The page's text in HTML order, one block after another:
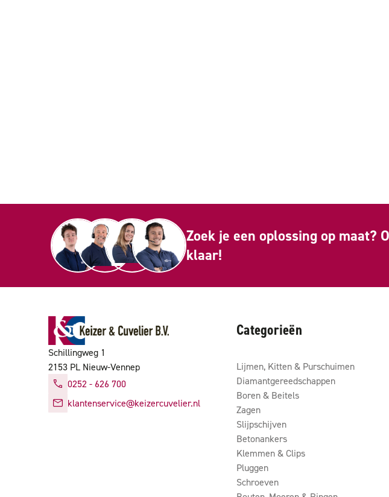
Zoek je een oplossing op maat?
klaar!
Schillingweg 1
2153 PL Nieuw-Vennep
0252 - 626 700
klantenservice@keizercuvelier.nl
Categorieën
Lijmen, Kitten & Purschuimen
Diamantgereedschappen
Boren & Beitels
Zagen
Slijpschijven
Betonankers
Klemmen & Clips
Pluggen
Schroeven